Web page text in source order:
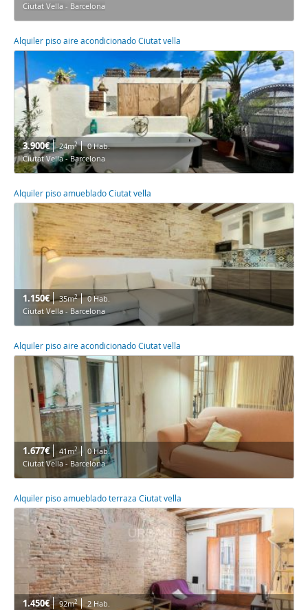
Ciutat Vella - Barcelona
Alquiler piso aire acondicionado Ciutat vella
3.900€ 24m2
0 Hab.
Ciutat Vella - Barcelona
Alquiler piso amueblado Ciutat vella
1.150€ 35m2
0 Hab.
Ciutat Vella - Barcelona
Alquiler piso aire acondicionado Ciutat vella
1.677€ 41m2
0 Hab.
Ciutat Vella - Barcelona
Alquiler piso amueblado terraza Ciutat vella
1.450€ 92m2
2 Hab.